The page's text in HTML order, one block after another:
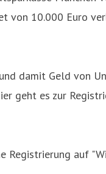
von 10.000 Euro
damit Geld von
geht es zur
auf